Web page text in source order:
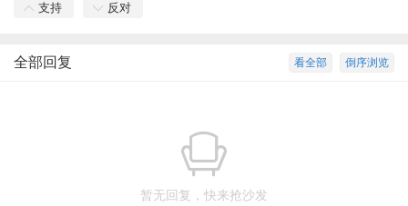
支持 反对
倒序浏览
看全部
全部回复
暂无回复，快来抢沙发